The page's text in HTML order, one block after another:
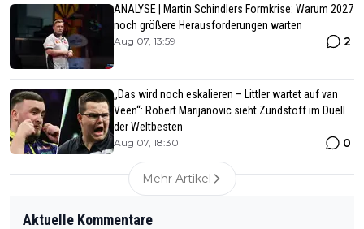
ANALYSE | Martin Schindlers Formkrise: Warum 2027
noch größere Herausforderungen warten
Aug 07, 13:59 2
„Das wird noch eskalieren – Littler wartet auf van
Veen“: Robert Marijanovic sieht Zündstoff im Duell
der Weltbesten
Aug 07, 18:30 0
Mehr Artikel
Aktuelle Kommentare